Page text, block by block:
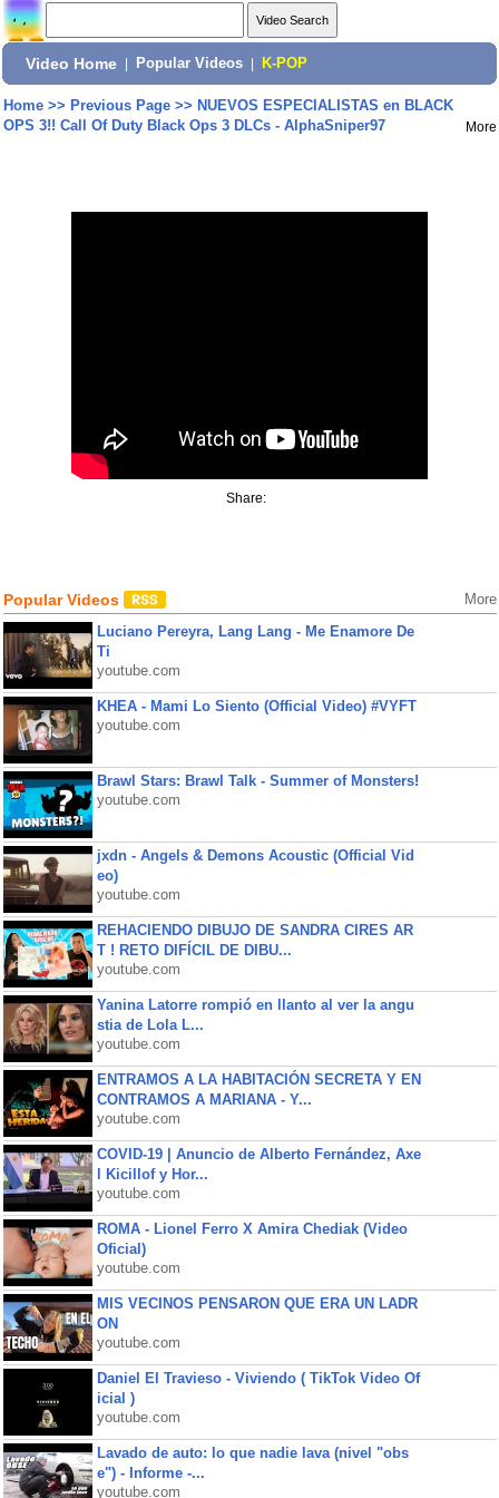
Video Home Popular Videos K-POP
Home>> Previous Page>> NUEVOS ESPECIALISTAS en BLACK
OPS 3!! Call Of Duty Black Ops 3 DLCs - AlphaSniper97
More
Share:
Popular Videos More
Luciano Pereyra, Lang Lang - Me Enamore De
Ti
youtube.com
KHEA - Mami Lo Siento (Official Video) #VYFT
youtube.com
Brawl Stars: Brawl Talk - Summer of Monsters!
youtube.com
jxdn - Angels & Demons Acoustic (Official Vid
eo)
youtube.com
REHACIENDO DIBUJO DE SANDRA CIRES AR
T ! RETO DIFÍCIL DE DIBU...
youtube.com
Yanina Latorre rompió en llanto al ver la angu
stia de Lola L...
youtube.com
ENTRAMOS A LA HABITACIÓN SECRETA Y EN
CONTRAMOS A MARIANA - Y...
youtube.com
COVID-19 | Anuncio de Alberto Fernández, Axe
l Kicillof y Hor...
youtube.com
ROMA - Lionel Ferro X Amira Chediak (Video
Oficial)
youtube.com
MIS VECINOS PENSARON QUE ERA UN LADR
ON
youtube.com
Daniel El Travieso - Viviendo ( TikTok Video Of
icial )
youtube.com
Lavado de auto: lo que nadie lava (nivel "obs
e") - Informe -...
youtube.com